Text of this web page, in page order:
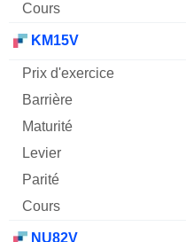
KM15V
NU82V